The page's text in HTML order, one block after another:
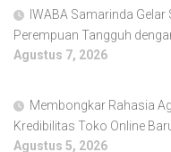
IWABA Samarinda
Perempuan Tangguh
Agustus 7, 2026
Membongkar Rahasia
Kredibilitas Toko Online
Agustus 5, 2026